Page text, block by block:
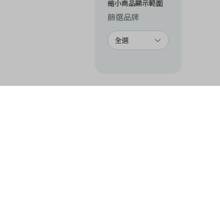
縮小商品顯示範圍
篩選品牌
全選